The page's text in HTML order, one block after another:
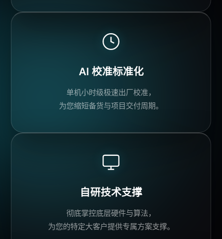
AI 校准标准化
单机小时级极速出厂校准，
为您缩短备货与项目交付周期。
自研技术支撑
彻底掌控底层硬件与算法，
为您的特定大客户提供专属方案支撑。